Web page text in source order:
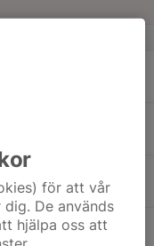
för att vår
De används
hjälpa oss att